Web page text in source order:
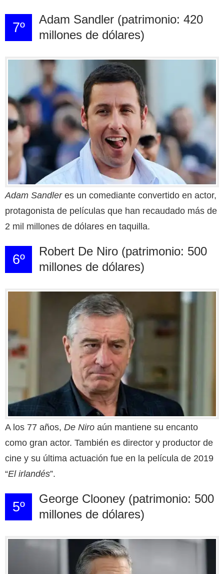
7º
Adam Sandler (patrimonio: 420
millones de dólares)
Adam Sandleres un comediante convertido en actor,
protagonista de películas que han recaudado más de
2 mil millones de dólares en taquilla.
6º
Robert De Niro (patrimonio: 500
millones de dólares)
A los 77 años, De Niro aún mantiene su encanto
como gran actor. También es director y productor de
cine y su última actuación fue en la película de 2019
“El irlandés”.
5º
George Clooney (patrimonio: 500
millones de dólares)